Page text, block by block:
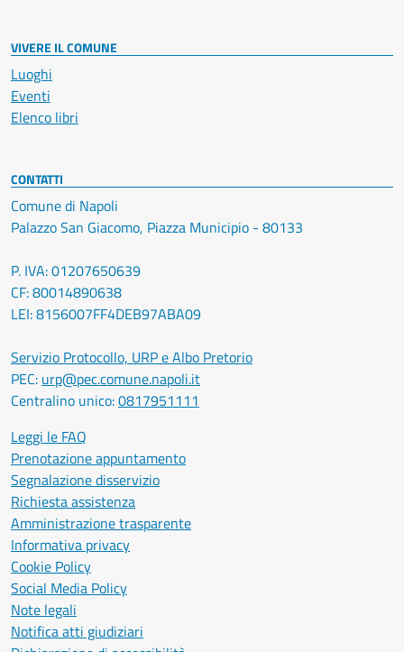
VIVERE IL COMUNE
Luoghi
Eventi
Elenco libri
CONTATTI
Comune di Napoli
Palazzo San Giacomo, Piazza Municipio - 80133
P. IVA: 01207650639
CF: 80014890638
LEI: 8156007FF4DEB97ABA09
Servizio Protocollo, URP e Albo Pretorio
PEC: urp@pec.comune.napoli.it
Centralino unico:0817951111
Leggi le FAQ
Prenotazione appuntamento
Segnalazione disservizio
Richiesta assistenza
Amministrazione trasparente
Informativa privacy
Cookie Policy
Social Media Policy
Note legali
Notifica atti giudiziari